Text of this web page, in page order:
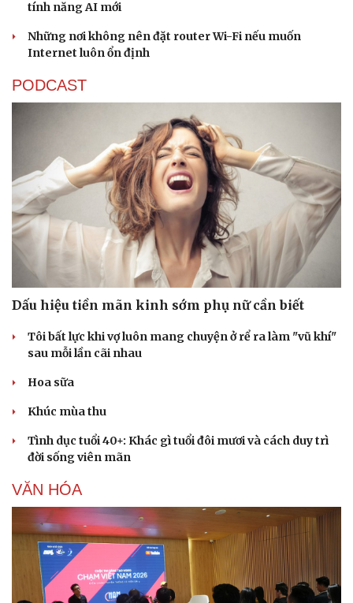
Sức khỏe
Dinh dưỡng - món ngon
Cây thuốc
Sản phụ khoa
Nhi khoa
Nhà đẹp
Blog
Tình yêu - Gia đình
tính năng AI mới
Những nơi không nên đặt router Wi-Fi nếu muốn
Internet luôn ổn định
PODCAST
Dấu hiệu tiền mãn kinh sớm phụ nữ cần biết
Tôi bất lực khi vợ luôn mang chuyện ở rể ra làm "vũ khí"
sau mỗi lần cãi nhau
Hoa sữa
Khúc mùa thu
Tình dục tuổi 40+: Khác gì tuổi đôi mươi và cách duy trì
đời sống viên mãn
VĂN HÓA